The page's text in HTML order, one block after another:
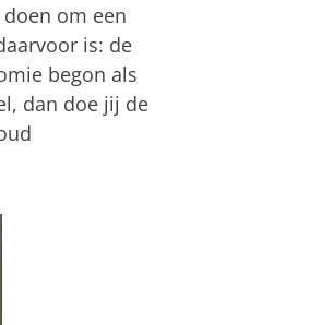
om een
is: de
begon als
dan doe jij de